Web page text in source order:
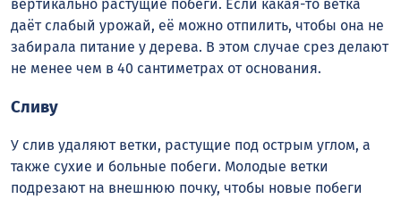
вертикально растущие побеги. Если какая-то ветка
даёт слабый урожай, её можно отпилить, чтобы она не
забирала питание у дерева. В этом случае срез делают
не менее чем в 40 сантиметрах от основания.
Сливу
У слив удаляют ветки, растущие под острым углом, а
также сухие и больные побеги. Молодые ветки
подрезают на внешнюю почку, чтобы новые побеги